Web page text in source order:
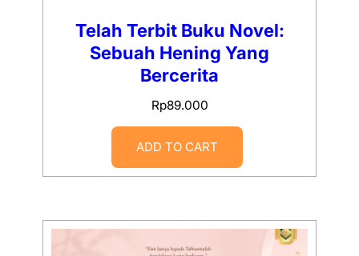
Telah Terbit Buku Novel:
Sebuah Hening Yang
Bercerita
Rp89.000
ADD TO CART